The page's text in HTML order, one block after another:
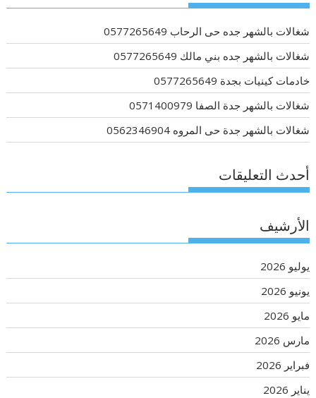
شغالات بالشهر جده حى الرحاب 0577265649
شغالات بالشهر جده بني مالك 0577265649
خادمات كينيات بجدة 0577265649
شغالات بالشهر جدة الصفا 0571400979
شغالات بالشهر جدة حى المروه 0562346904
أحدث التعليقات
الأرشيف
يوليو 2026
يونيو 2026
مايو 2026
مارس 2026
فبراير 2026
يناير 2026